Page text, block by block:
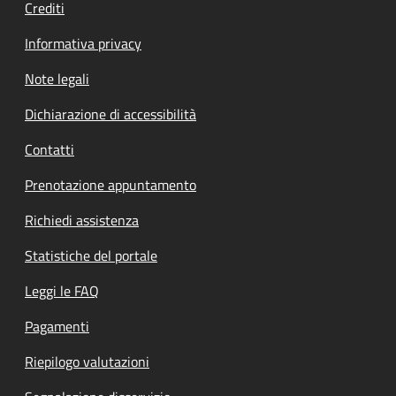
Crediti
Informativa privacy
Note legali
Dichiarazione di accessibilità
Contatti
Prenotazione appuntamento
Richiedi assistenza
Statistiche del portale
Leggi le FAQ
Pagamenti
Riepilogo valutazioni